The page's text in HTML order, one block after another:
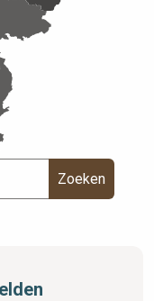
Zoeken